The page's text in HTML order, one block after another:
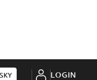
LOGIN